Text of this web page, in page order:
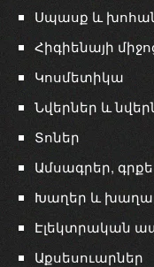
Սպասք և
Հիգիենայի
Կոսմետիկա
Նվերներ և
Տոներ
Ամսագրեր,
Խաղեր և
Էլեկտրական
Աքսեսուարներ